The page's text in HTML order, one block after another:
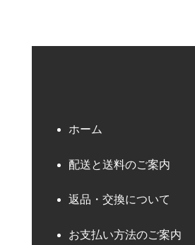
ホーム
配送と送料のご案内
返品・交換について
お支払い方法のご案内